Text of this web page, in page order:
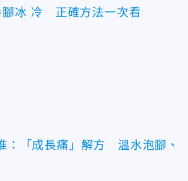
腳冰 冷 正確方法一次看
：「成長痛」解方 溫水泡腳、